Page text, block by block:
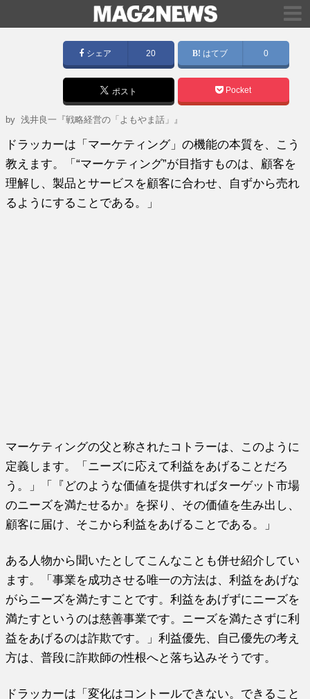
シェア 20 はてブ 0
ポスト Pocket
by浅井良一『戦略経営の「よもやま話」』
ドラッカーは「マーケティング」の機能の本質を、こう
教えます。「“マーケティング”が目指すものは、顧客を
理解し、製品とサービスを顧客に合わせ、自ずから売れ
るようにすることである。」
マーケティングの父と称されたコトラーは、このように
定義します。「ニーズに応えて利益をあげることだろ
う。」「『どのような価値を提供すればターゲット市場
のニーズを満たせるか』を探り、その価値を生み出し、
顧客に届け、そこから利益をあげることである。」
ある人物から聞いたとしてこんなことも併せ紹介してい
ます。「事業を成功させる唯一の方法は、利益をあげな
がらニーズを満たすことです。利益をあげずにニーズを
満たすというのは慈善事業です。ニーズを満たさずに利
益をあげるのは詐欺です。」利益優先、自己優先の考え
方は、普段に詐欺師の性根へと落ち込みそうです。
ドラッカーは「変化はコントールできない。できること